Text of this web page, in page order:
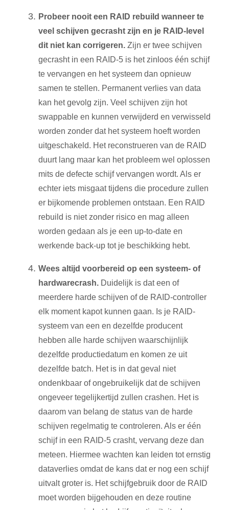
Probeer nooit een RAID rebuild wanneer te
veel schijven gecrasht zijn en je RAID-level
dit niet kan corrigeren. Zijn er twee schijven
gecrasht in een RAID-5 is het zinloos één schijf
te vervangen en het systeem dan opnieuw
samen te stellen. Permanent verlies van data
kan het gevolg zijn. Veel schijven zijn hot
swappable en kunnen verwijderd en verwisseld
worden zonder dat het systeem hoeft worden
uitgeschakeld. Het reconstrueren van de RAID
duurt lang maar kan het probleem wel oplossen
mits de defecte schijf vervangen wordt. Als er
echter iets misgaat tijdens die procedure zullen
er bijkomende problemen ontstaan. Een RAID
rebuild is niet zonder risico en mag alleen
worden gedaan als je een up-to-date en
werkende back-up tot je beschikking hebt.
Wees altijd voorbereid op een systeem- of
hardwarecrash. Duidelijk is dat een of
meerdere harde schijven of de RAID-controller
elk moment kapot kunnen gaan. Is je RAID-
systeem van een en dezelfde producent
hebben alle harde schijven waarschijnlijk
dezelfde productiedatum en komen ze uit
dezelfde batch. Het is in dat geval niet
ondenkbaar of ongebruikelijk dat de schijven
ongeveer tegelijkertijd zullen crashen. Het is
daarom van belang de status van de harde
schijven regelmatig te controleren. Als er één
schijf in een RAID-5 crasht, vervang deze dan
meteen. Hiermee wachten kan leiden tot ernstig
dataverlies omdat de kans dat er nog een schijf
uitvalt groter is. Het schijfgebruik door de RAID
moet worden bijgehouden en deze routine